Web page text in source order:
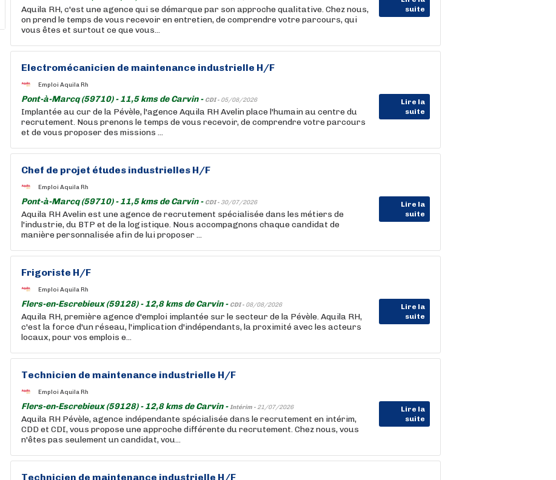
suite
Aquila RH, c'est une agence qui se démarque par son approche qualitative. Chez nous,
on prend le temps de vous recevoir en entretien, de comprendre votre parcours, qui
vous êtes et surtout ce que vous...
Electromécanicien de maintenance industrielle H/F
Emploi Aquila Rh
Pont-à-Marcq (59710) - 11,5 kms de Carvin - CDI - 05/08/2026
Lire la
suite
Implantée au cur de la Pévèle, l'agence Aquila RH Avelin place l'humain au centre du
recrutement. Nous prenons le temps de vous recevoir, de comprendre votre parcours
et de vous proposer des missions ...
Chef de projet études industrielles H/F
Emploi Aquila Rh
Pont-à-Marcq (59710) - 11,5 kms de Carvin - CDI - 30/07/2026
Lire la
suite
Aquila RH Avelin est une agence de recrutement spécialisée dans les métiers de
l'industrie, du BTP et de la logistique. Nous accompagnons chaque candidat de
manière personnalisée afin de lui proposer ...
Frigoriste H/F
Emploi Aquila Rh
Flers-en-Escrebieux (59128) - 12,8 kms de Carvin - CDI - 08/08/2026
Lire la
suite
Aquila RH, première agence d'emploi implantée sur le secteur de la Pévèle. Aquila RH,
c'est la force d'un réseau, l'implication d'indépendants, la proximité avec les acteurs
locaux, pour vos emplois e...
Technicien de maintenance industrielle H/F
Emploi Aquila Rh
Flers-en-Escrebieux (59128) - 12,8 kms de Carvin -Intérim - 21/07/2026
Lire la
suite
Aquila RH Pévèle, agence indépendante spécialisée dans le recrutement en intérim,
CDD et CDI, vous propose une approche différente du recrutement. Chez nous, vous
n'êtes pas seulement un candidat, vou...
Technicien de maintenance industrielle H/F